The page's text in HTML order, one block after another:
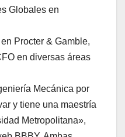
Globales en
Procter & Gamble,
en diversas áreas
Mecánica por
y tiene una maestría
Metropolitana»,